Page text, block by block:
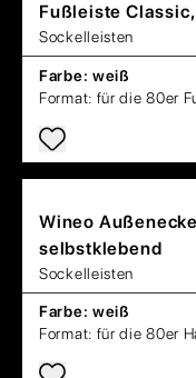
Fußleiste
Sockelleisten
Farbe: weiß
Format: für die 80er
Wineo
selbstklebend
Sockelleisten
Farbe: weiß
Format: für die 80er